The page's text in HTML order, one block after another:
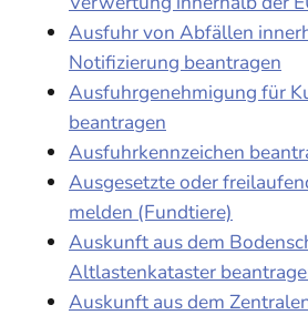
Ausfuhr von Abfällen
Notifizierung beantragen
Ausfuhrgenehmigung für
beantragen
Ausfuhrkennzeichen
Ausgesetzte oder
melden (Fundtiere)
Auskunft aus dem
Altlastenkataster
Auskunft aus dem